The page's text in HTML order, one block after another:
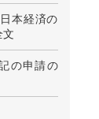
本経済の
の申請の